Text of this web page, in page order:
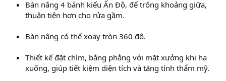
Bàn nâng 4 bánh kiểu Ấn Độ, để trống khoảng giữa,
thuận tiện hơn cho rửa gầm.
Bàn nâng có thể xoay tròn 360 độ.
Thiết kế đặt chìm, bằng phằng với mặt xưởng khi hạ
xuống, giúp tiết kiệm diện tích và tăng tính thẩm mỹ.